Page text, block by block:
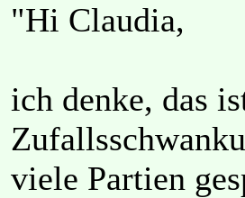
"Hi Claudia,
ich denke, das
viele Partien